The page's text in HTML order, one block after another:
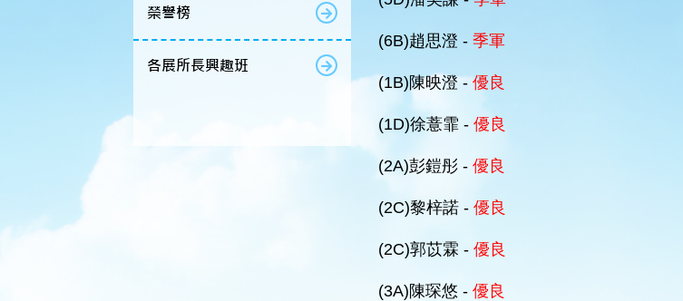
榮譽榜
各展所長興趣班
(6B)趙思澄 - 季軍
(1B)陳映澄 - 優良
(1D)徐薏霏 - 優良
(2A)彭鎧彤 - 優良
(2C)黎梓諾 - 優良
(2C)郭苡霖 - 優良
(3A)陳琛悠 - 優良